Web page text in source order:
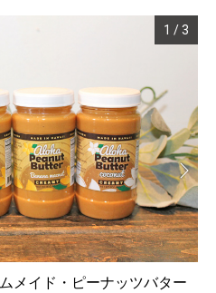
メイド・ピーナッツバター
1 /3